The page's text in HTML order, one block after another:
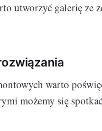
utworzyć galerię ze
warto
możemy się